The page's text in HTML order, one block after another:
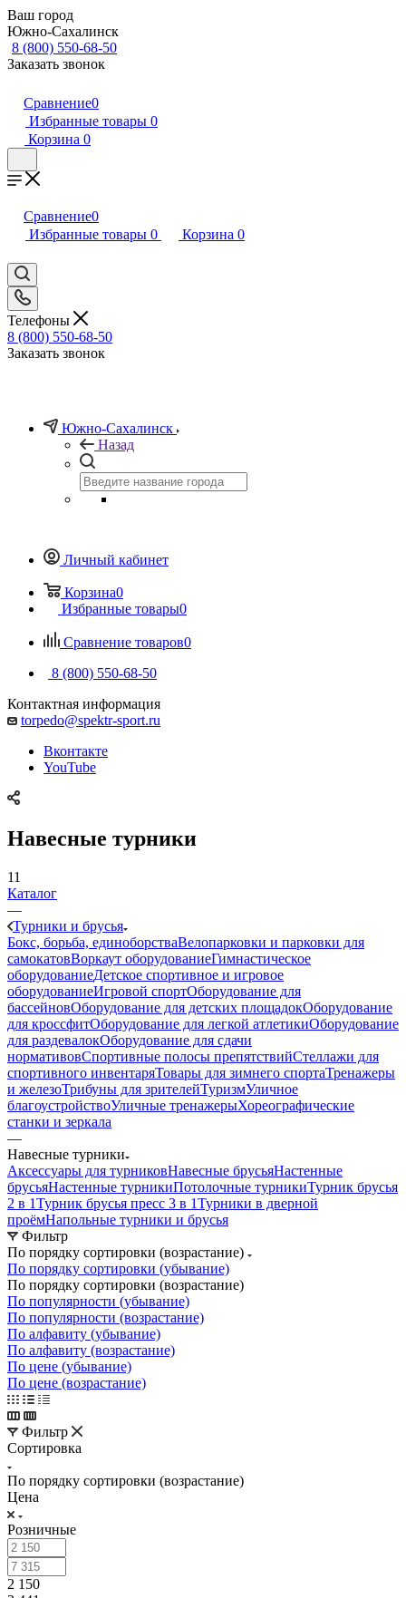
Ваш город
Южно-Сахалинск
8 (800) 550-68-50
Заказать звонок
Сравнение0
Избранные товары 0
Корзина 0
Сравнение0
Избранные товары 0 Корзина 0
Телефоны
8 (800) 550-68-50
Заказать звонок
Южно-Сахалинск
Назад
Личный кабинет
Корзина0
Избранные товары0
Сравнение товаров0
8 (800) 550-68-50
Контактная информация
torpedo@spektr-sport.ru
Вконтакте
YouTube
Навесные турники
11
Каталог
—
Турники и брусья
Бокс, борьба, единоборстваВелопарковки и парковки для
самокатовВоркаут оборудованиеГимнастическое
оборудованиеДетское спортивное и игровое
оборудованиеИгровой спортОборудование для
бассейновОборудование для детских площадокОборудование
для кроссфитОборудование для легкой атлетикиОборудование
для раздевалокОборудование для сдачи
нормативовСпортивные полосы препятствийСтеллажи для
спортивного инвентаряТовары для зимнего спортаТренажеры
и железоТрибуны для зрителейТуризмУличное
благоустройствоУличные тренажерыХореографические
станки и зеркала
—
Навесные турники
Аксессуары для турниковНавесные брусьяНастенные
брусьяНастенные турникиПотолочные турникиТурник брусья
2 в 1Турник брусья пресс 3 в 1Турники в дверной
проёмНапольные турники и брусья
Фильтр
По порядку сортировки (возрастание)
По порядку сортировки (убывание)
По порядку сортировки (возрастание)
По популярности (убывание)
По популярности (возрастание)
По алфавиту (убывание)
По алфавиту (возрастание)
По цене (убывание)
По цене (возрастание)
Фильтр
Сортировка
По порядку сортировки (возрастание)
Цена
Розничные
2 150